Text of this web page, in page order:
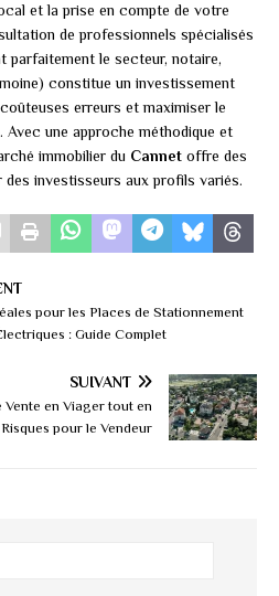
et la prise en compte de votre
de professionnels spécialisés
parfaitement le secteur, notaire,
constitue un investissement
erreurs et maximiser le
une approche méthodique et
immobilier du Cannet offre des
investisseurs aux profils variés.
pour les Places de Stationnement
: Guide Complet
SUIVANT
en Viager tout en
pour le Vendeur